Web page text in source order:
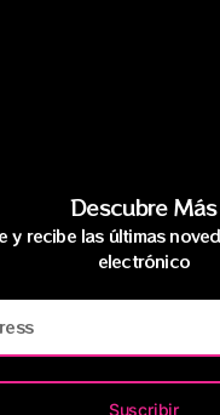
Descubre Más
y recibe las últimas
electrónico
Suscribir